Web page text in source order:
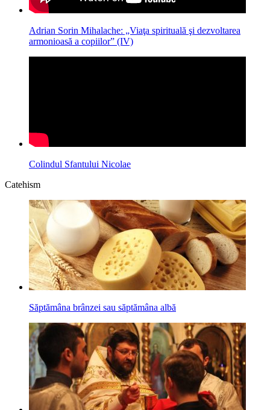
Adrian Sorin Mihalache: „Viaţa spirituală şi dezvoltarea
armonioasă a copiilor” (IV)
Colindul Sfantului Nicolae
Catehism
Săptămâna brânzei sau săptămâna albă